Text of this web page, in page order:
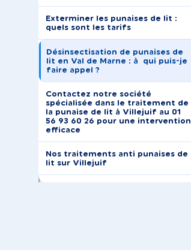
Exterminer les punaises de lit :
quels sont les tarifs
Désinsectisation de punaises de
lit en Val de Marne : à qui puis-je
faire appel ?
Contactez notre société
spécialisée dans le traitement de
la punaise de lit à Villejuif au 01
56 93 60 26 pour une intervention
efficace
Nos traitements anti punaises de
lit sur Villejuif